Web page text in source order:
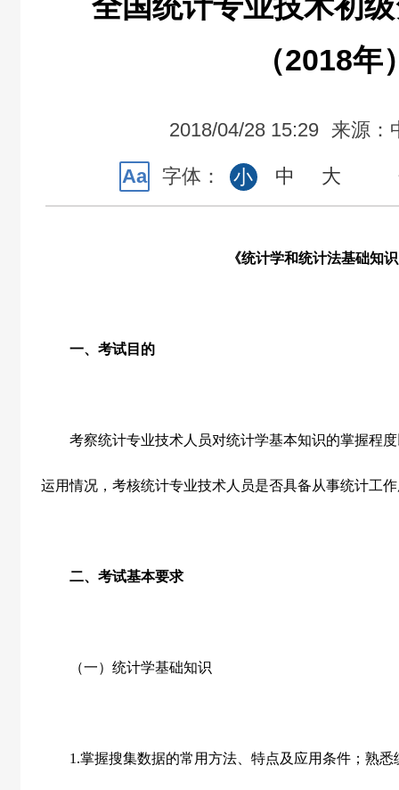
（2018年
2018/04/28 15:29 来源：
Aa 字体： 小 中 大
《统计学和统计法基础知
一、考试目的
考察统计专业技术人员对统计学基本知识的掌握程度
运用情况，考核统计专业技术人员是否具备从事统计工
二、考试基本要求
（一）统计学基础知识
1.掌握搜集数据的常用方法、特点及应用条件；熟